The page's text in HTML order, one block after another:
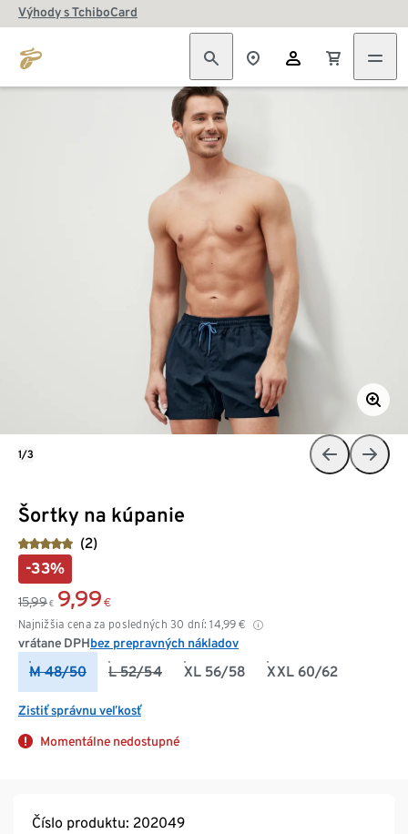
Výhody s TchiboCard
Šortky na kúpanie
(2)
-33%
15,99 € 9,99 €
Najnižšia cena za posledných 30 dní: 14,99 €
vrátane DPHbez prepravných nákladov
M 48/50 L 52/54 XL 56/58 XXL 60/62
Zistiť správnu veľkosť
Momentálne nedostupné
1/3
Číslo produktu: 202049